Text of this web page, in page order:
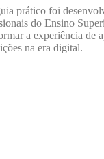
prático foi
do Ensino
a experiência de
na era digital.